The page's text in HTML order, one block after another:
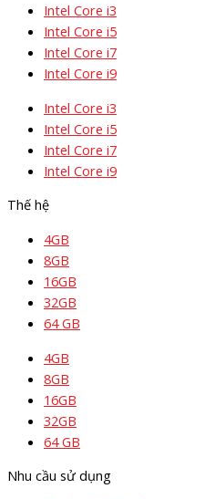
Intel Core i3
Intel Core i5
Intel Core i7
Intel Core i9
Intel Core i3
Intel Core i5
Intel Core i7
Intel Core i9
Thế hệ
4GB
8GB
16GB
32GB
64 GB
4GB
8GB
16GB
32GB
64 GB
Nhu cầu sử dụng